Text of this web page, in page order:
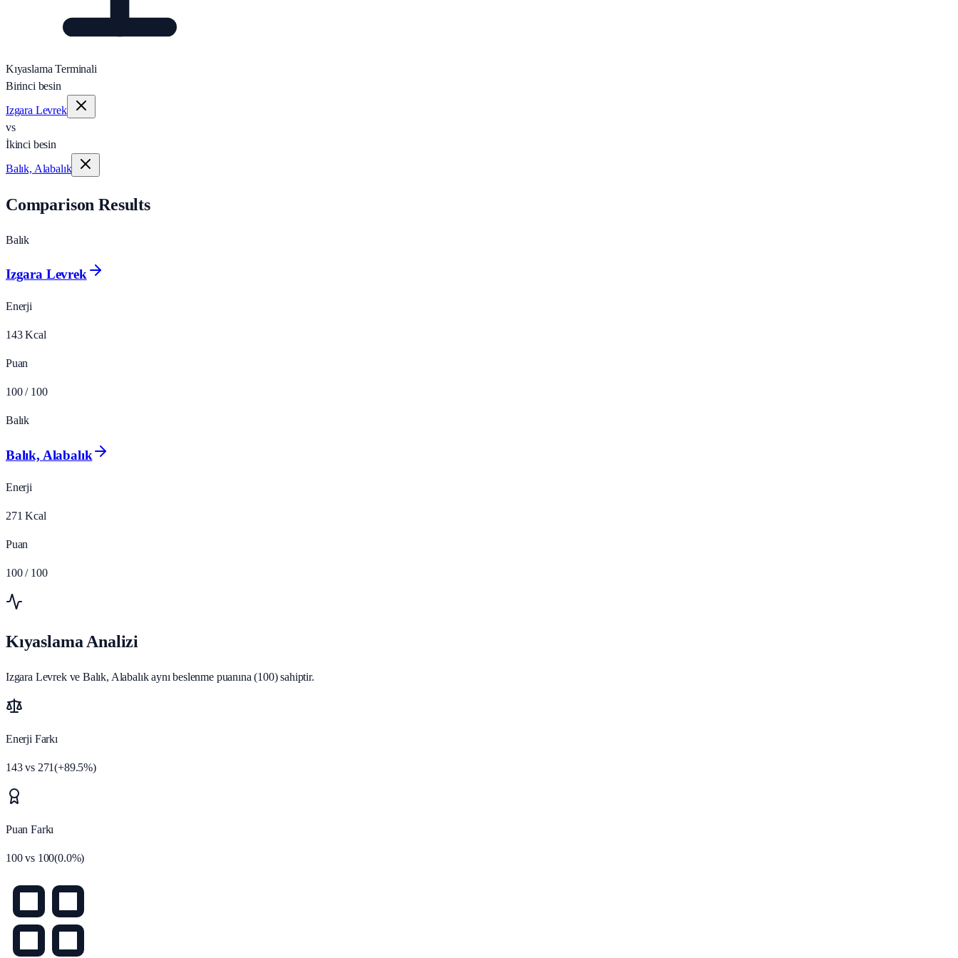
Kıyaslama Terminali
Birinci besin
Izgara Levrek
vs
İkinci besin
Balık, Alabalık
Comparison Results
Balık
Izgara Levrek
Enerji
143 Kcal
Puan
100 / 100
Balık
Balık, Alabalık
Enerji
271 Kcal
Puan
100 / 100
Kıyaslama Analizi
Izgara Levrek ve Balık, Alabalık aynı beslenme puanına (100) sahiptir.
Enerji Farkı
143vs 271(+89.5%)
Puan Farkı
100vs 100(0.0%)